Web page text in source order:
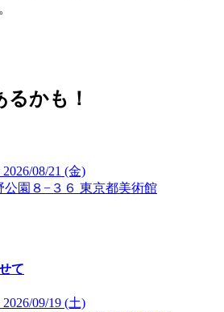
かも！
08/21 (金)
公園８−３６ 東京都美術館
て
09/19 (土)